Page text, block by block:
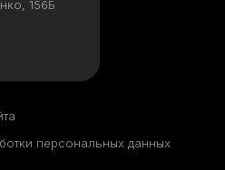
156Б
персональных данных